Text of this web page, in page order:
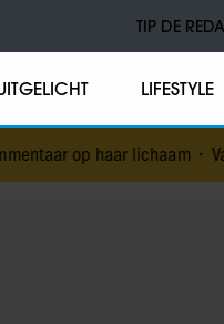
TIP DE
LIFESTYLE
op haar lichaam•Van